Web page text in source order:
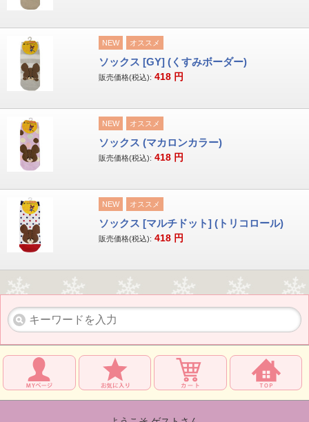
NEW オススメ
ソックス [GY] (くすみボーダー)
販売価格(税込): 418 円
NEW オススメ
ソックス (マカロンカラー)
販売価格(税込): 418 円
NEW オススメ
ソックス [マルチドット] (トリコロール)
販売価格(税込): 418 円